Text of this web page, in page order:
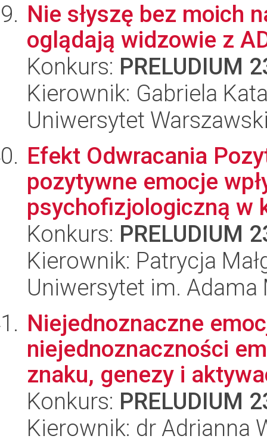
Nie słyszę bez moich
oglądają widzowie z
Konkurs: PRELUDIUM
Kierownik: Gabriela
Uniwersytet
Efekt Odwracania
pozytywne emocje
psychofizjologiczną w
Konkurs: PRELUDIUM
Kierownik: Patrycja
Uniwersytet im.
Niejednoznaczne
niejednoznaczności
znaku, genezy i
Konkurs: PRELUDIUM
Kierownik: dr Adrianna